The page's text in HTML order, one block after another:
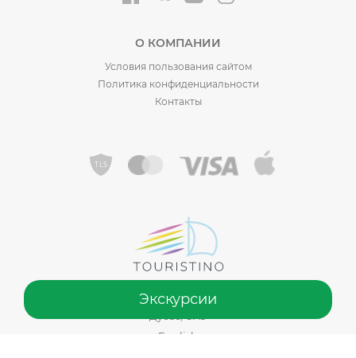
Экскурсии
О КОМПАНИИ
Условия пользования сайтом
Политика конфиденциальности
Контакты
©️ 2015 - 2026 Touristino®, от Sadiko Tourism LLC. Сделано в
Дубае, ОАЭ
English